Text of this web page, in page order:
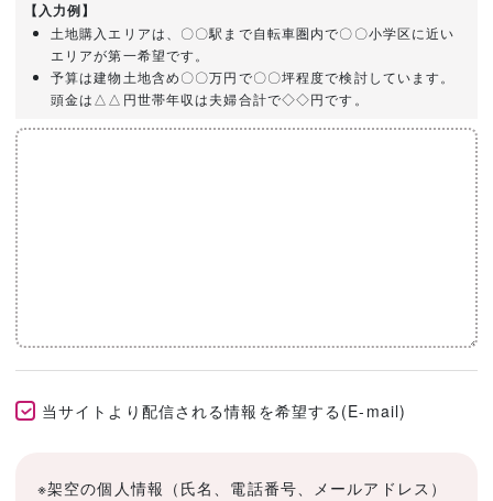
【入力例】
土地購入エリアは、〇〇駅まで自転車圏内で〇〇小学区に近い
エリアが第一希望です。
予算は建物土地含め〇〇万円で〇〇坪程度で検討しています。
頭金は△△円世帯年収は夫婦合計で◇◇円です。
当サイトより配信される情報を希望する(E-mail)
※架空の個人情報（氏名、電話番号、メールアドレス）